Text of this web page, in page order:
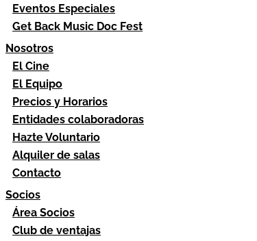
Eventos Especiales
Get Back Music Doc Fest
Nosotros
El Cine
El Equipo
Precios y Horarios
Entidades colaboradoras
Hazte Voluntario
Alquiler de salas
Contacto
Socios
Área Socios
Club de ventajas